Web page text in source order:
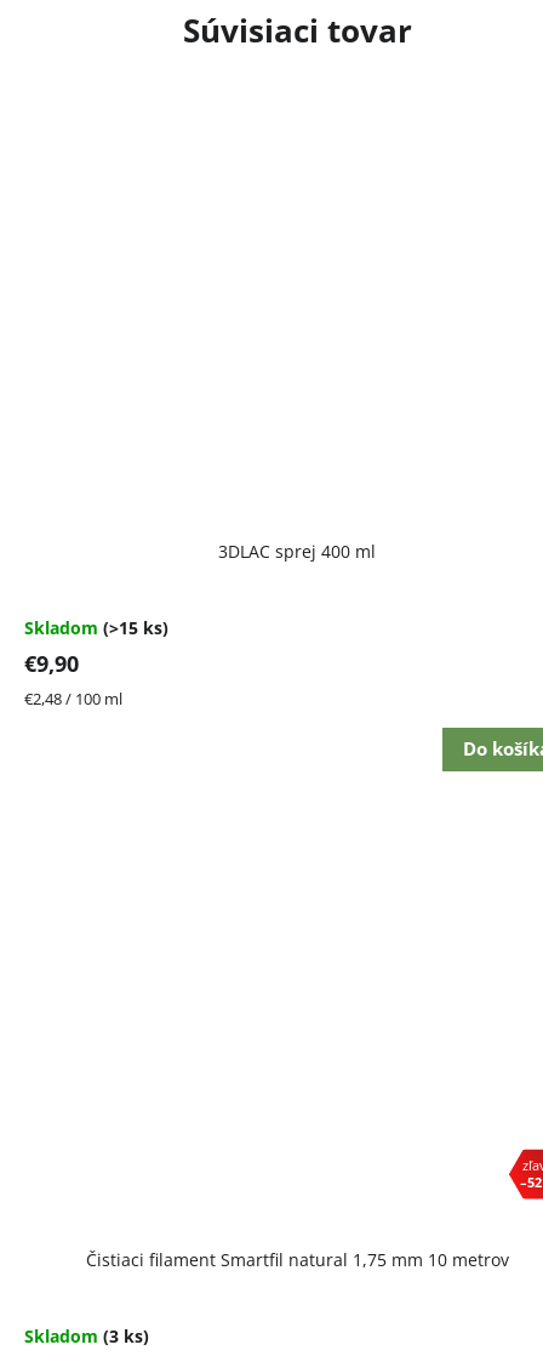
Súvisiaci tovar
3DLAC sprej 400 ml
4,7
5
hviezdičiek.
Skladom (>15 ks)
€9,90
Jednotková
€2,48 / 100 ml
Do
Čistiaci filament Smartfil natural 1,75 mm 10 metrov
Skladom (3 ks)